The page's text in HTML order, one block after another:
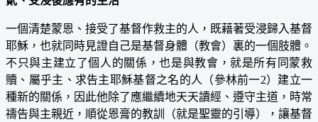
一個清楚蒙恩、接受了基督作救主的人，既藉著受浸歸入基督
耶穌，也就同時見證自己是基督身體（教會）裏的一個肢體。
不只與主建立了個人的關係，也是與教會，就是所有同蒙救
贖、屬乎主、求告主耶穌基督之名的人（參林前一2）建立一
種新的關係，因此他除了應繼續地天天讀經、遵守主道，時常
禱告與主親近，順從恩膏的教訓（就是聖靈的引導），讓基督